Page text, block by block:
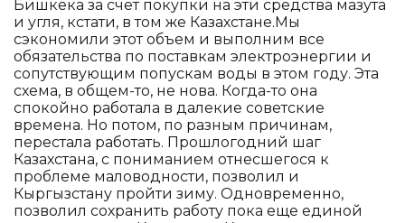
Бишкека за счет покупки на эти средства мазута
и угля, кстати, в том же Казахстане.Мы
сэкономили этот объем и выполним все
обязательства по поставкам электроэнергии и
сопутствующим попускам воды в этом году. Эта
схема, в общем-то, не нова. Когда-то она
спокойно работала в далекие советские
времена. Но потом, по разным причинам,
перестала работать. Прошлогодний шаг
Казахстана, с пониманием отнесшегося к
проблеме маловодности, позволил и
Кыргызстану пройти зиму. Одновременно,
позволил сохранить работу пока еще единой